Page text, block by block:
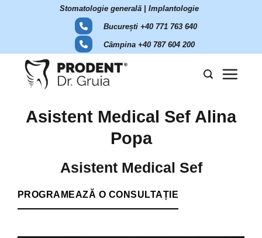
Stomatologie generală | Implantologie
București +40 771 763 640
Câmpina +40 787 604 200
Asistent Medical Sef Alina
Popa
Asistent Medical Sef
PROGRAMEAZĂ O CONSULTAȚIE